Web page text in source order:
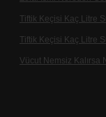
Tiftik Keçisi Kaç Litre
Tiftik Keçisi Kaç Litre
Vücut Nemsiz Kalırsa